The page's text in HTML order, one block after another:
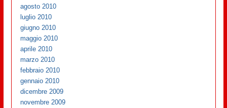
agosto 2010
luglio 2010
giugno 2010
maggio 2010
aprile 2010
marzo 2010
febbraio 2010
gennaio 2010
dicembre 2009
novembre 2009